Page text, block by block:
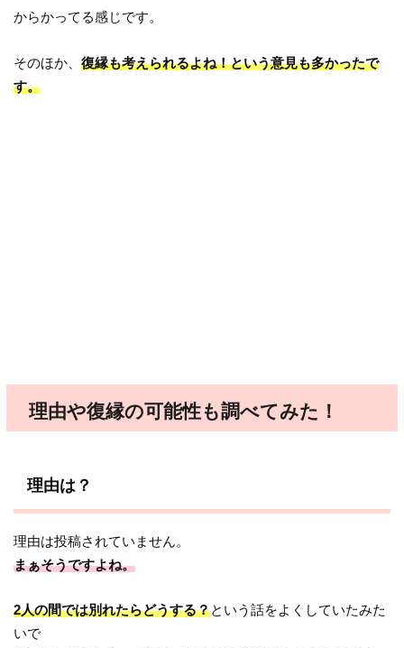
からかってる感じです。
そのほか、復縁も考えられるよね！という意見も多かったで
す。
理由や復縁の可能性も調べてみた！
理由は？
理由は投稿されていません。
まぁそうですよね。
2人の間では別れたらどうする？という話をよくしていたみた
いで